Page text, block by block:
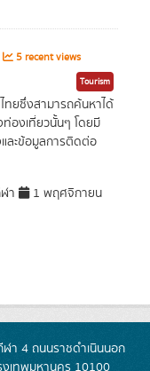
5 recent views
Tourism
ทยซึ่งสามารถค้นหาได้
องเที่ยวนั้นๆ โดยมี
และข้อมูลการติดต่อ
า
1 พฤศจิกายน
ฬา 4 ถนนราชดำเนินนอก
เทพมหานคร 10100